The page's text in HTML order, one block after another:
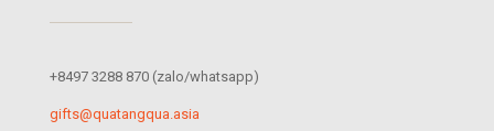
+8497 3288 870 (zalo/whatsapp)
gifts@quatangqua.asia